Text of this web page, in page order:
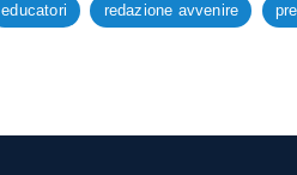
educatori redazione avvenire